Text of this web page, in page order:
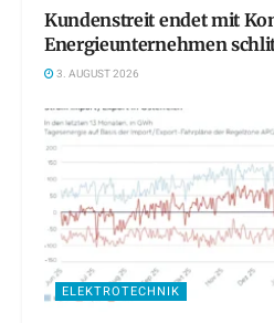
Kundenstreit endet mit
Energieunternehmen
3. AUGUST 2026
ELEKTROTECHNIK